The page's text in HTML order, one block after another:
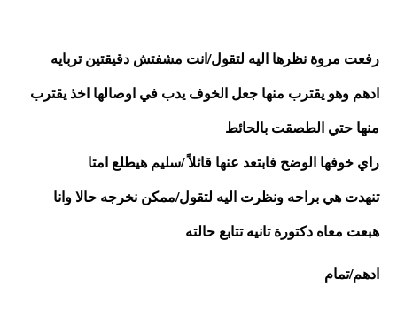
رفعت مروة نظرها اليه لتقول/انت مشفتش دقيقتين تربايه
منها حتي الطصقت بالحائط
راي خوفها الوضح فابتعد عنها قائلاً /سليم هيطلع امتا
هبعت معاه دكتورة تانيه تتابع حالته
ادهم/تمام